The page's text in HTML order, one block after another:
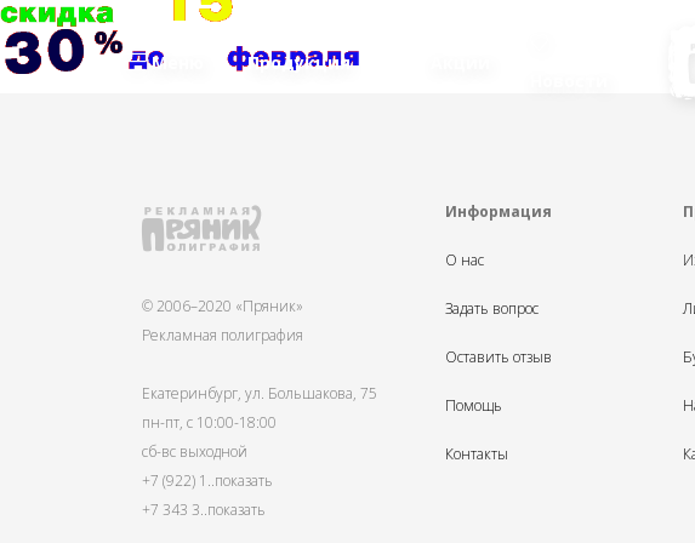
Меню Продукция
© 2006–2020 «Пряник»
Рекламная полиграфия
Екатеринбург, ул. Большакова, 75
пн-пт, с 10:00-18:00
сб-вс выходной
+7 (922) 1 ..показать
+7 343 3..показать
Информация
О нас
Задать вопрос
Оставить отзыв
Помощь
Контакты